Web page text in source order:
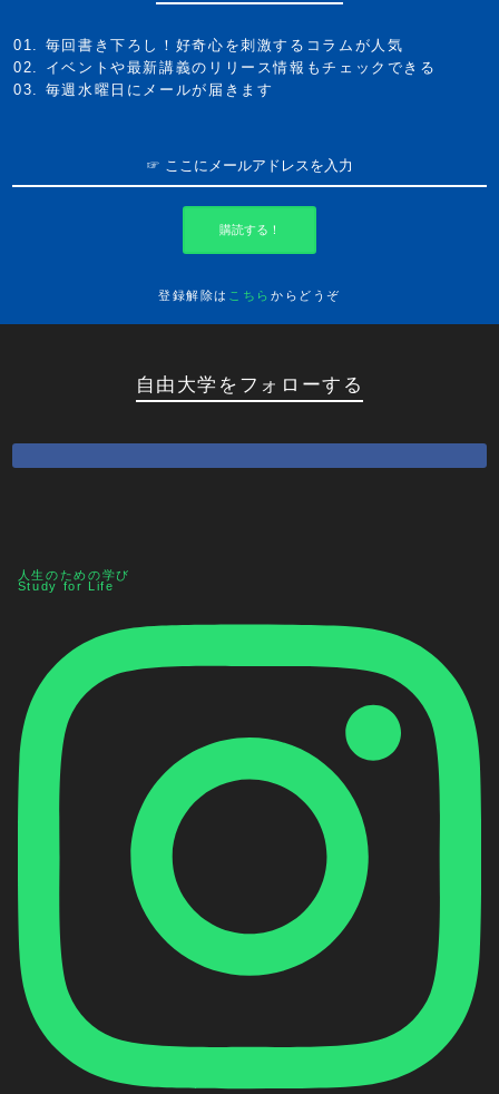
毎回書き下ろし！好奇心を刺激するコラムが人気
イベントや最新講義のリリース情報もチェックできる
毎週水曜日にメールが届きます
購読する！
登録解除は こちら からどうぞ
自由大学をフォローする
人生のための学び
Study for Life